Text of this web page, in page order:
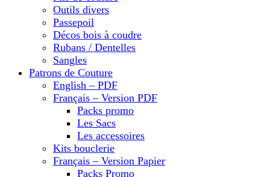
Outils divers
Passepoil
Décos bois à coudre
Rubans / Dentelles
Sangles
Patrons de Couture
English – PDF
Français – Version PDF
Packs promo
Les Sacs
Les accessoires
Kits bouclerie
Français – Version Papier
Packs Promo